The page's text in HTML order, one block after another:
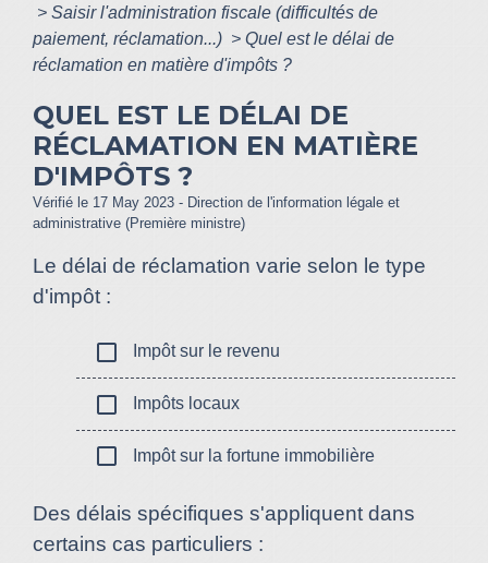
> Saisir l'administration fiscale (difficultés de
paiement, réclamation...) > Quel est le délai de
réclamation en matière d'impôts ?
QUEL EST LE DÉLAI DE
RÉCLAMATION EN MATIÈRE
D'IMPÔTS ?
Vérifié le 17 May 2023 - Direction de l'information légale et
administrative (Première ministre)
Le délai de réclamation varie selon le type
d'impôt :
check_box_outline_blank Impôt sur le revenu
check_box_outline_blank Impôts locaux
check_box_outline_blank Impôt sur la fortune immobilière
Des délais spécifiques s'appliquent dans
certains cas particuliers :